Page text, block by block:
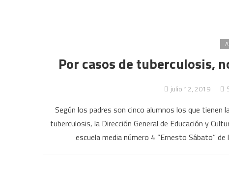
Por casos de tuberculosis,
julio 12, 2019
Según los padres son cinco alumnos los que
tuberculosis, la Dirección General de Educación y
escuela media número 4 “Ernesto Sábato”